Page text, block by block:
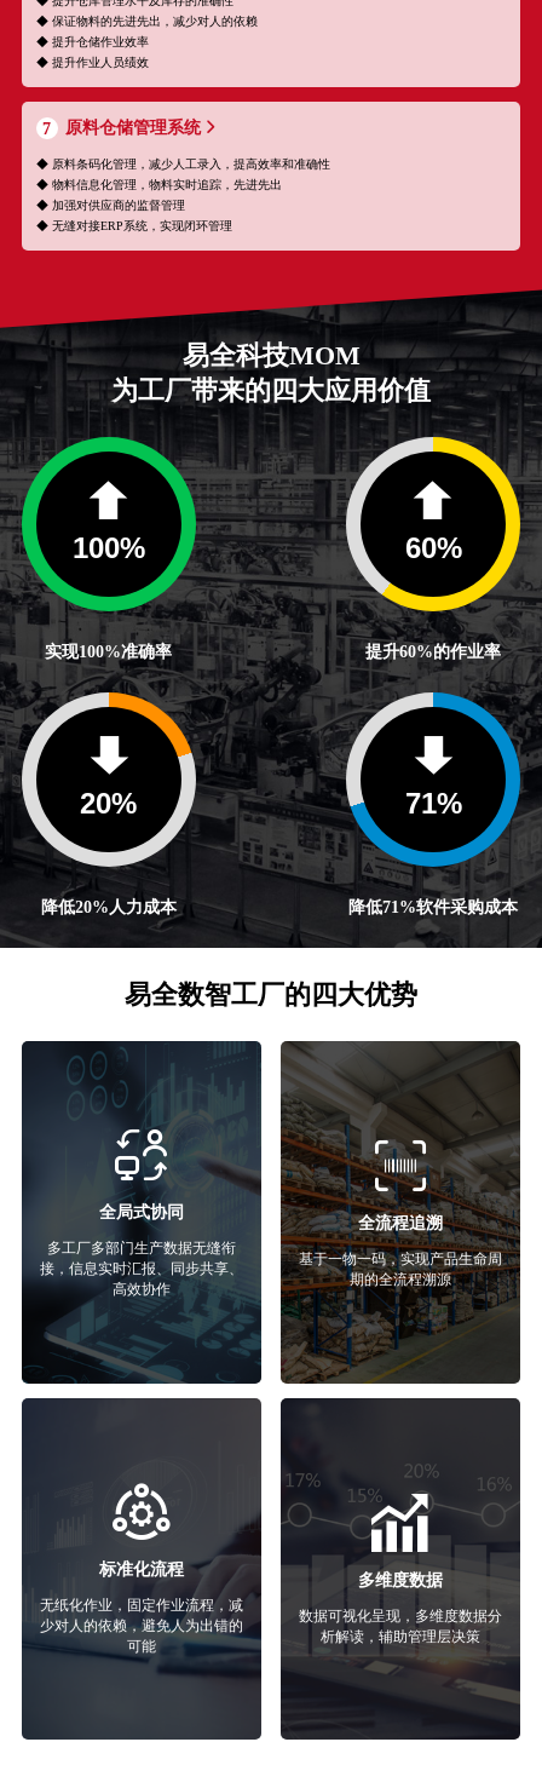
◆ 保证物料的先进先出，减少对人的依赖
◆ 提升仓储作业效率
◆ 提升作业人员绩效
7 原料仓储管理系统
◆ 原料条码化管理，减少人工录入，提高效率和准确性
◆ 物料信息化管理，物料实时追踪，先进先出
◆ 加强对供应商的监督管理
◆ 无缝对接ERP系统，实现闭环管理
易全科技MOM
为工厂带来的四大应用价值
100%
实现100%准确率
60%
提升60%的作业率
20%
降低20%人力成本
71%
降低71%软件采购成本
易全数智工厂的四大优势
全局式协同
多工厂多部门生产数据无缝衔
接，信息实时汇报、同步共享、
高效协作
全流程追溯
基于一物一码，实现产品生命周
期的全流程溯源
标准化流程
无纸化作业，固定作业流程，减
少对人的依赖，避免人为出错的
可能
多维度数据
数据可视化呈现，多维度数据分
析解读，辅助管理层决策